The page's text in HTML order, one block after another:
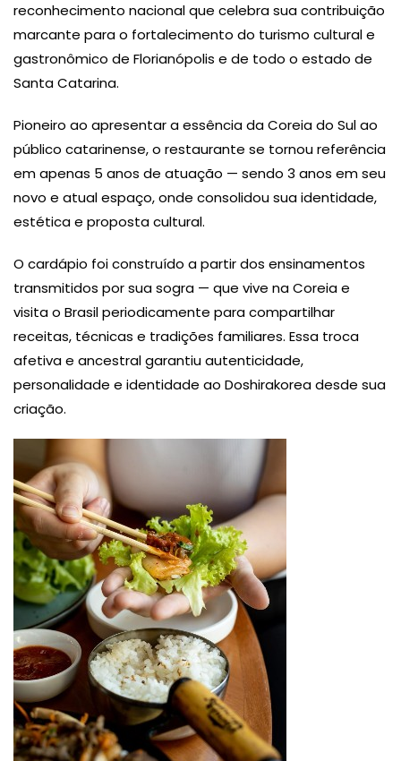
reconhecimento nacional que celebra sua contribuição
marcante para o fortalecimento do turismo cultural e
gastronômico de Florianópolis e de todo o estado de
Santa Catarina.
Pioneiro ao apresentar a essência da Coreia do Sul ao
público catarinense, o restaurante se tornou referência
em apenas 5 anos de atuação — sendo 3 anos em seu
novo e atual espaço, onde consolidou sua identidade,
estética e proposta cultural.
O cardápio foi construído a partir dos ensinamentos
transmitidos por sua sogra — que vive na Coreia e
visita o Brasil periodicamente para compartilhar
receitas, técnicas e tradições familiares. Essa troca
afetiva e ancestral garantiu autenticidade,
personalidade e identidade ao Doshirakorea desde sua
criação.